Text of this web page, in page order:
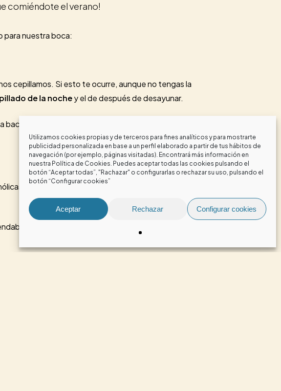
Utilizamos cookies propias y de terceros para fines analíticos y para mostrarte
publicidad personalizada en base a un perfil elaborado a partir de tus hábitos de
navegación (por ejemplo, páginas visitadas). Encontrará más información en
nuestra Política de Cookies. Puedes aceptar todas las cookies pulsando el
botón “Aceptar todas”, "Rachazar" o configurarlas o rechazar su uso, pulsando el
botón “Configurar cookies”
Aceptar Rechazar Configurar cookies
comiéndote el verano!
para nuestra boca:
cepillamos. Si esto te ocurre, aunque no tengas la
de la nochey el de después de desayunar.
Por ello, el cepillado de antes de
o tabaco, puede aparecer o empeorar la